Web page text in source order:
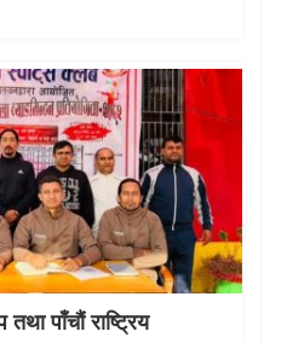
पाँचौं राष्ट्रिय